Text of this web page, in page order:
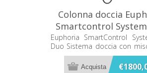
Colonna doccia
Smartcontrol
Termostatico
22120KF0
Euphoria SmartControl
Duo Sistema doccia con
termostatico